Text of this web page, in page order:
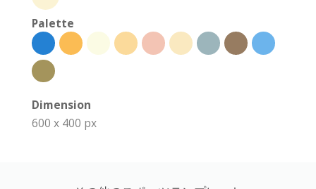
Palette
Dimension
600 x 400 px